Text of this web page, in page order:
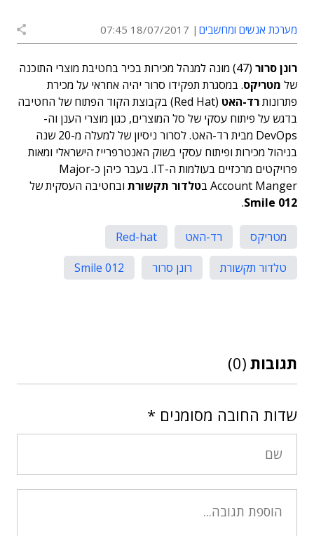
מערכת אנשים ומחשבים 18/07/2017 07:45
רונן סרור
(47) מונה למנהל מכירות בכיר בחטיבת מוצרי התוכנה
של מטריקס. במסגרת תפקידו סרור יהיה אחראי על מכירת
פתרונותרד-האט
(Red Hat) בקבוצת הקוד הפתוח של החטיבה
בדגש על פיתוח עסקי של סל המוצרים, כגון מוצרי הענן וה-
DevOps מבית רד-האט. לסרור ניסיון של למעלה מ-20 שנה
בניהול מכירות ופיתוח עסקי בשוק האנטרפרייז הישראלי ומאות
פרויקטים מרכזיים בעולמות ה-IT. בעבר כיהן כ-Major
Account Manger ב טלדור תקשורת ובחטיבה העסקית של
012 Smile
.
מטריקס רד-האט
Red-hat
טלדור תקשורת
רונן סרור 012 Smile
תגובות (0)
שדות החובה מסומנים *